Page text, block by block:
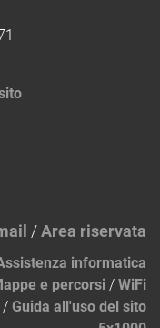
/Area riservata
informatica
e percorsi / WiFi
/ Guida all'uso del sito